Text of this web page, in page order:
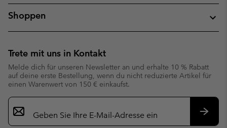
Shoppen
Trete mit uns in Kontakt
Melde dich für unseren Newsletter an und erhalte 10 % Rabatt
auf deine erste Bestellung, wenn du nicht reduzierte Artikel für
einen Warenwert von 150 € einkaufst.
Newsletter-
Anmeldung